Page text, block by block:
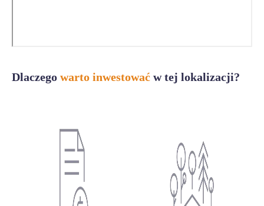
Dlaczego warto inwestować w tej lokalizacji?